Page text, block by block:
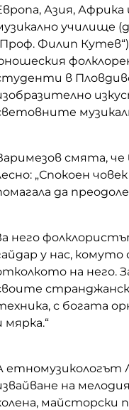
Азия,
училище
Филип
в
смята,
„Спокоен
да
него
у нас,
на него.
с богата
мярка.“
етномузикологът
на
майсторски